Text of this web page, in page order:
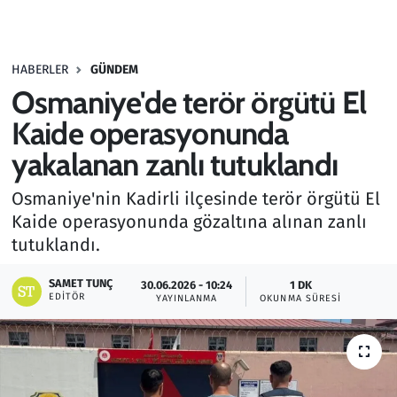
HABERLER GÜNDEM
Osmaniye'de terör örgütü El
Kaide operasyonunda
yakalanan zanlı tutuklandı
Osmaniye'nin Kadirli ilçesinde terör örgütü El
Kaide operasyonunda gözaltına alınan zanlı
tutuklandı.
SAMET TUNÇ
EDITÖR
30.06.2026 - 10:24
YAYINLANMA
1 DK
OKUNMA SÜRESI
Haber
Kültür Sanat
Kurumsal Haberler
Lezzet Durağı
Memur ve Kamu
Otomobil
Oyun
Ramazan